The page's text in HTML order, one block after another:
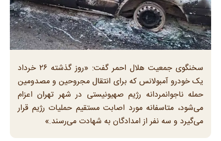
سخنگوی جمعیت هلال احمر گفت: «روز گذشته ۲۶ خرداد
یک خودرو آمبولانس که برای انتقال مجروحین و مصدومین
حمله ناجوانمردانه رژیم صهیونیستی در شهر تهران اعزام
می‌شود، متاسفانه مورد اصابت مستقیم حملیات رژیم قرار
می‌گیرد و سه نفر از امدادگان به شهادت می‌رسند.»